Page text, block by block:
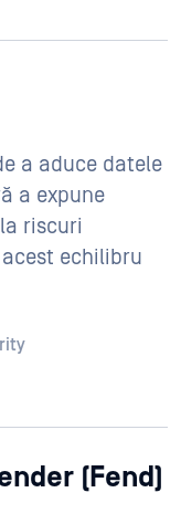
a aduce datele
a expune
riscuri
acest echilibru
(Fend)